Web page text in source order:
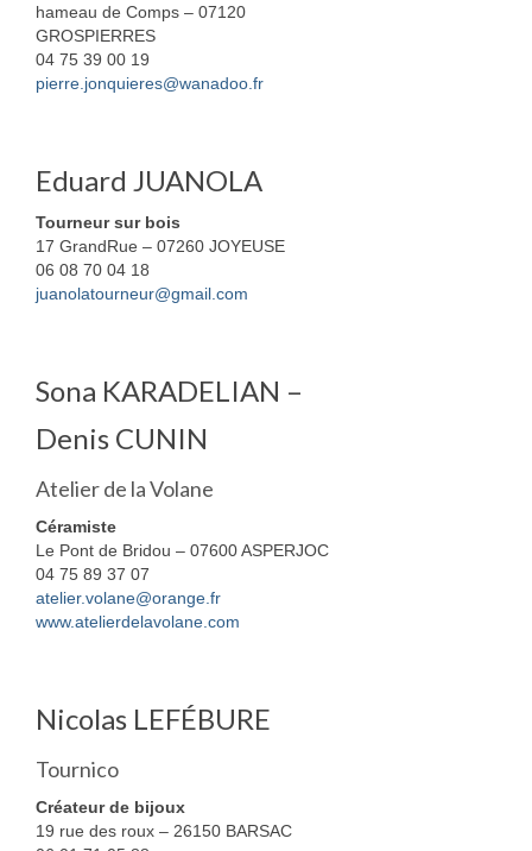
hameau de Comps – 07120
GROSPIERRES
04 75 39 00 19
pierre.jonquieres@wanadoo.fr
Eduard JUANOLA
Tourneur sur bois
17 GrandRue – 07260 JOYEUSE
06 08 70 04 18
juanolatourneur@gmail.com
Sona KARADELIAN –
Denis CUNIN
Atelier de la Volane
Céramiste
Le Pont de Bridou – 07600 ASPERJOC
04 75 89 37 07
atelier.volane@orange.fr
www.atelierdelavolane.com
Nicolas LEFÉBURE
Tournico
Créateur de bijoux
19 rue des roux – 26150 BARSAC